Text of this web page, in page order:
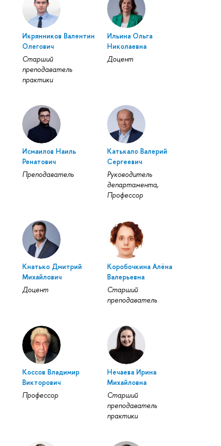
Икрянников Валентин
Олегович
Старший
преподаватель
практики
Ильина Ольга
Николаевна
Доцент
Исмаилов Наиль
Ренатович
Преподаватель
Катькало Валерий
Сергеевич
Руководитель
департамента,
Профессор
Кнатько Дмитрий
Михайлович
Доцент
Коробочкина Алёна
Валерьевна
Старший
преподаватель
Коссов Владимир
Викторович
Профессор
Нечаева Ирина
Михайловна
Старший
преподаватель
практики